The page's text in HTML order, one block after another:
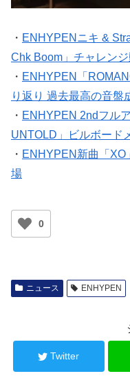
・ ENHYPENニキ &
Chk Boom」チャレン
・ ENHYPEN「
り返り 過去最高の音盤
・ ENHYPEN 2ndフル
UNTOLD」ビルボード
・ ENHYPEN新曲「XO
場
0
ニュース ENHYPEN
Twitter